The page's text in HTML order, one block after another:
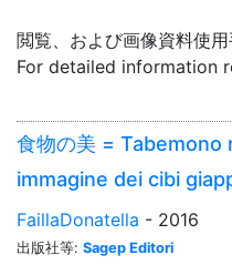
閲覧、および画像資料使
For detailed information
食物の美 =
immagine dei cibi
FaillaDonatella - 2016
出版社等: Sagep Editori